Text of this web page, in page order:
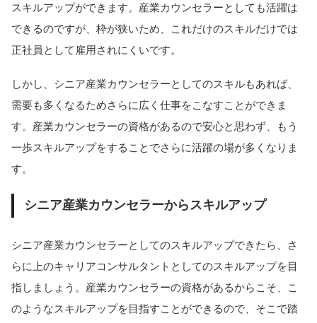
スキルアップができます。産業カウンセラーとしても活躍は
できるのですが、枠が狭いため、これだけのスキルだけでは
正社員として雇用されにくいです。
しかし、シニア産業カウンセラーとしてのスキルもあれば、
需要も多くなるためさらに広く仕事をこなすことができま
す。産業カウンセラーの資格があるので安心と思わず、もう
一歩スキルアップをすることでさらに活躍の場が多くなりま
す。
シニア産業カウンセラーからスキルアップ
シニア産業カウンセラーとしてのスキルアップできたら、さ
らに上のキャリアコンサルタントとしてのスキルアップを目
指しましょう。産業カウンセラーの資格があるからこそ、こ
のようなスキルアップを目指すことができるので、そこで踏